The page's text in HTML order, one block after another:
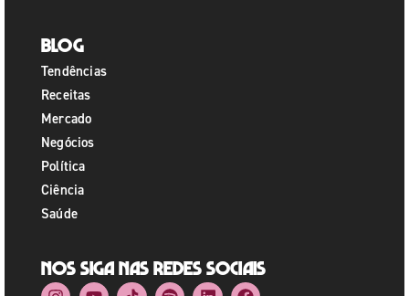
Blog
Tendências
Receitas
Mercado
Negócios
Política
Ciência
Saúde
Nos siga nas redes sociais